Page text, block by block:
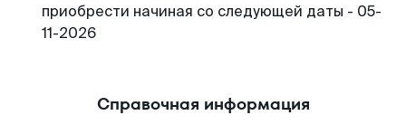
приобрести начиная со следующей даты - 05-
11-2026
Справочная информация